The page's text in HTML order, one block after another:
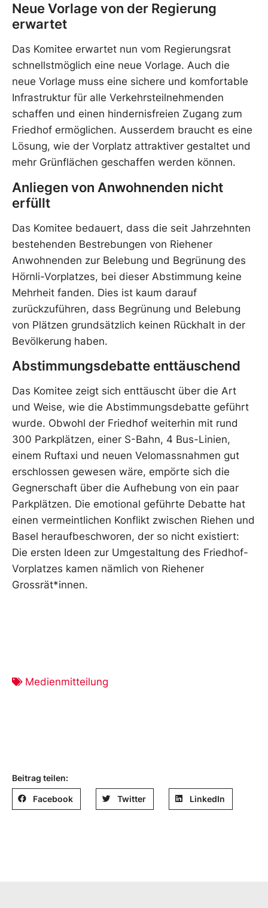
Neue Vorlage von der Regierung
erwartet
Das Komitee erwartet nun vom Regierungsrat
schnellstmöglich eine neue Vorlage. Auch die
neue Vorlage muss eine sichere und komfortable
Infrastruktur für alle Verkehrsteilnehmenden
schaffen und einen hindernisfreien Zugang zum
Friedhof ermöglichen. Ausserdem braucht es eine
Lösung, wie der Vorplatz attraktiver gestaltet und
mehr Grünflächen geschaffen werden können.
Anliegen von Anwohnenden nicht
erfüllt
Das Komitee bedauert, dass die seit Jahrzehnten
bestehenden Bestrebungen von Riehener
Anwohnenden zur Belebung und Begrünung des
Hörnli-Vorplatzes, bei dieser Abstimmung keine
Mehrheit fanden. Dies ist kaum darauf
zurückzuführen, dass Begrünung und Belebung
von Plätzen grundsätzlich keinen Rückhalt in der
Bevölkerung haben.
Abstimmungsdebatte enttäuschend
Das Komitee zeigt sich enttäuscht über die Art
und Weise, wie die Abstimmungsdebatte geführt
wurde. Obwohl der Friedhof weiterhin mit rund
300 Parkplätzen, einer S-Bahn, 4 Bus-Linien,
einem Ruftaxi und neuen Velomassnahmen gut
erschlossen gewesen wäre, empörte sich die
Gegnerschaft über die Aufhebung von ein paar
Parkplätzen. Die emotional geführte Debatte hat
einen vermeintlichen Konflikt zwischen Riehen und
Basel heraufbeschworen, der so nicht existiert:
Die ersten Ideen zur Umgestaltung des Friedhof-
Vorplatzes kamen nämlich von Riehener
Grossrät*innen.
Medienmitteilung
Beitrag teilen:
Facebook Twitter LinkedIn